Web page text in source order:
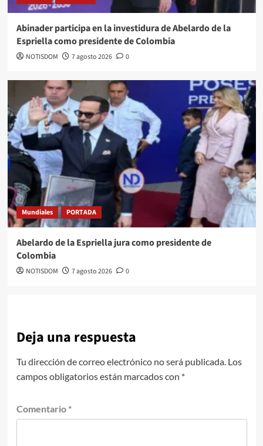
Abinader participa en la investidura de Abelardo de la
Espriella como presidente de Colombia
NOTISDOM 7 agosto 2026 0
Mundiales PORTADA
Abelardo de la Espriella jura como presidente de
Colombia
NOTISDOM 7 agosto 2026 0
Deja una respuesta
Tu dirección de correo electrónico no será publicada. Los
campos obligatorios están marcados con *
Comentario *